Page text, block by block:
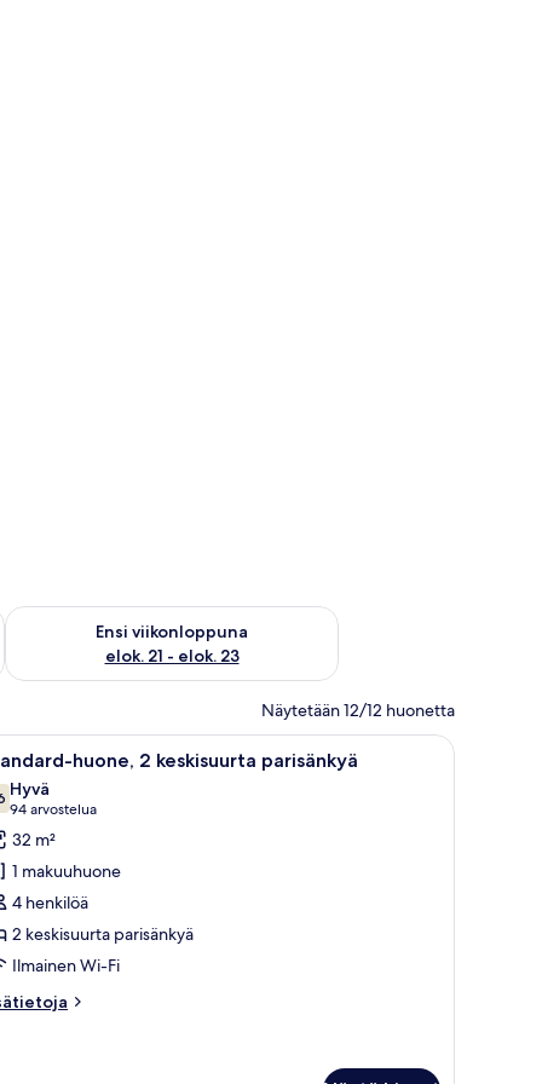
14 - elok. 16
Ensi viikonloppuna
elok. 21 - elok. 23
Tarkista ensi viikonlopun saatavuus elok. 21 - elok. 23
Näytetään 12/12 huonetta
ikkuna ja peili.työpöytä tuolilla, peili ja yöpöytälamppu.Hotellihuone, jossa on kaksi sänkyä, puiset
5 huone, 2 keskisuurta parisänkyä
kautta 10
Hyvä
94 arvostelua
(94
arvostelua)
32 m²
1 makuuhuone
4 henkilöä
2 keskisuurta parisänkyä
Ilmainen Wi-Fi